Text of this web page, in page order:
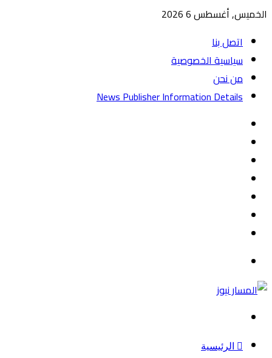
الخميس, أغسطس 6 2026
اتصل بنا
سياسية الخصوصية
من نحن
News Publisher Information Details
الرئيسية